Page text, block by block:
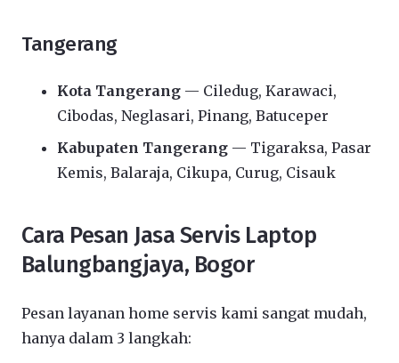
Tangerang
Kota Tangerang — Ciledug, Karawaci,
Cibodas, Neglasari, Pinang, Batuceper
Kabupaten Tangerang — Tigaraksa, Pasar
Kemis, Balaraja, Cikupa, Curug, Cisauk
Cara Pesan Jasa Servis Laptop
Balungbangjaya, Bogor
Pesan layanan home servis kami sangat mudah,
hanya dalam 3 langkah: